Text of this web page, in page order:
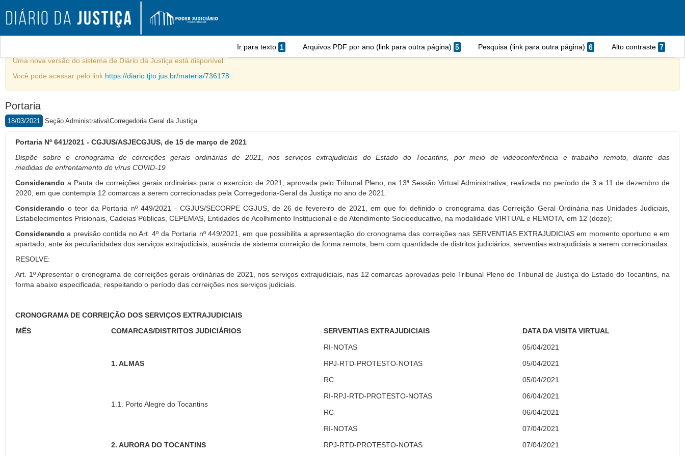
Ir para texto 1 Arquivos PDF por ano (link para outra página) 5 Pesquisa (link para outra página) 6 Alto contraste 7
Uma nova versão do sistema de Diário da Justiça está disponível.
Você pode acessar pelo link https://diario.tjto.jus.br/materia/736178
Portaria
18/03/2021 Seção Administrativa\Corregedoria Geral da Justiça
Portaria Nº 641/2021 - CGJUS/ASJECGJUS, de 15 de março de 2021
Dispõe sobre o cronograma de correições gerais ordinárias de 2021, nos serviços extrajudiciais do Estado do Tocantins, por meio de videoconferência e trabalho remoto, diante das
medidas de enfrentamento do vírus COVID-19
Considerando a Pauta de correições gerais ordinárias para o exercício de 2021, aprovada pelo Tribunal Pleno, na 13ª Sessão Virtual Administrativa, realizada no período de 3 a 11 de dezembro de
2020, em que contempla 12 comarcas a serem correcionadas pela Corregedoria-Geral da Justiça no ano de 2021.
Considerando o teor da Portaria nº 449/2021 - CGJUS/SECORPE CGJUS, de 26 de fevereiro de 2021, em que foi definido o cronograma das Correição Geral Ordinária nas Unidades Judiciais,
Estabelecimentos Prisionais, Cadeias Públicas, CEPEMAS, Entidades de Acolhimento Institucional e de Atendimento Socioeducativo, na modalidade VIRTUAL e REMOTA, em 12 (doze);
Considerando a previsão contida no Art. 4º da Portaria nº 449/2021, em que possibilita a apresentação do cronograma das correições nas SERVENTIAS EXTRAJUDICIAS em momento oportuno e em
apartado, ante às peculiaridades dos serviços extrajudiciais, ausência de sistema correição de forma remota, bem com quantidade de distritos judiciários, serventias extrajudiciais a serem correcionadas.
RESOLVE:
Art. 1º Apresentar o cronograma de correições gerais ordinárias de 2021, nos serviços extrajudiciais, nas 12 comarcas aprovadas pelo Tribunal Pleno do Tribunal de Justiça do Estado do Tocantins, na
forma abaixo especificada, respeitando o período das correições nos serviços judiciais.
CRONOGRAMA DE CORREIÇÃO DOS SERVIÇOS EXTRAJUDICIAIS
MÊS
COMARCAS/DISTRITOS JUDICIÁRIOS SERVENTIAS EXTRAJUDICIAIS DATA DA VISITA VIRTUAL
1. ALMAS
RI-NOTAS
05/04/2021
RPJ-RTD-PROTESTO-NOTAS
05/04/2021
RC
05/04/2021
1.1. Porto Alegre do Tocantins
RI-RPJ-RTD-PROTESTO-NOTAS
06/04/2021
RC
06/04/2021
2. AURORA DO TOCANTINS
RI-NOTAS
07/04/2021
RPJ-RTD-PROTESTO-NOTAS
07/04/2021